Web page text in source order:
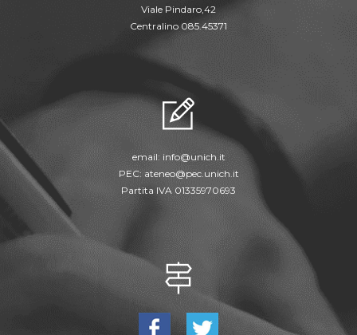
Viale Pindaro,42
Centralino 085.45371
email: info@unich.it
PEC: ateneo@pec.unich.it
Partita IVA 01335970693